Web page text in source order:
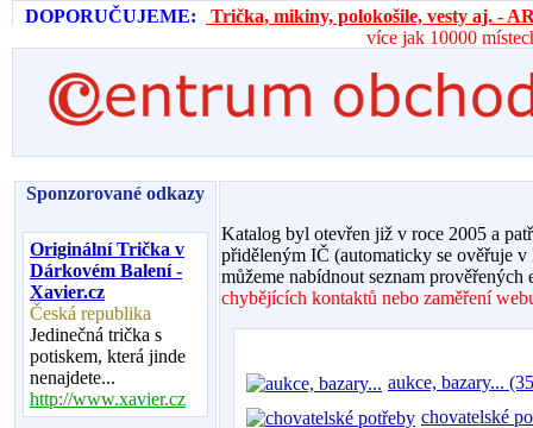
DOPORUČUJEME:
Trička, mikiny, polokošile, vesty aj. -
více jak 10000
Sponzorované odkazy
Originální Trička v
Dárkovém Balení -
Xavier.cz
Česká republika
Jedinečná trička s
potiskem, která jinde
nenajdete...
http://www.xavier.cz
Katalog byl otevřen již v roce 2005 a
přiděleným IČ (automaticky se ověřuje
můžeme nabídnout seznam
chybějících kontaktů nebo zaměření
aukce, bazary...
chovatelské